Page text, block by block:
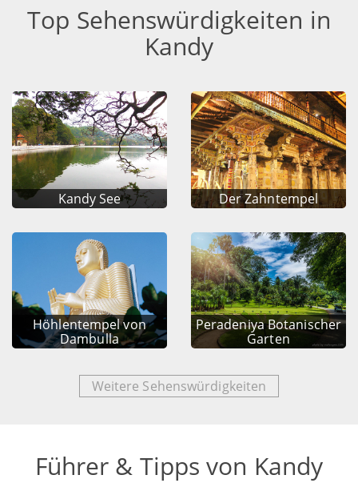
Top Sehenswürdigkeiten in
Kandy
Kandy See Der Zahntempel
Höhlentempel von
Dambulla
Peradeniya Botanischer
Garten
Weitere Sehenswürdigkeiten
Führer & Tipps von Kandy